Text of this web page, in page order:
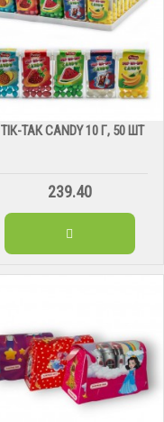
ТІК-ТАК CANDY 10 Г, 50 ШТ
239.40